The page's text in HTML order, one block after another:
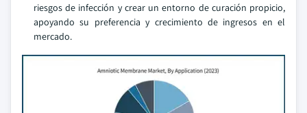
riesgos de infección y crear un entorno de curación propicio,
apoyando su preferencia y crecimiento de ingresos en el
mercado.